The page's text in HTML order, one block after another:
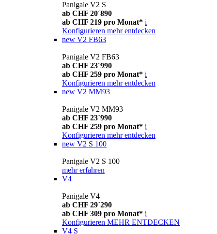
Panigale V2 S
ab CHF 20´890
ab CHF 219 pro Monat* i
Konfigurieren mehr entdecken
new V2 FB63
Panigale V2 FB63
ab CHF 23´990
ab CHF 259 pro Monat* i
Konfigurieren mehr entdecken
new V2 MM93
Panigale V2 MM93
ab CHF 23´990
ab CHF 259 pro Monat* i
Konfigurieren mehr entdecken
new V2 S 100
Panigale V2 S 100
mehr erfahren
V4
Panigale V4
ab CHF 29´290
ab CHF 309 pro Monat* i
Konfigurieren MEHR ENTDECKEN
V4 S